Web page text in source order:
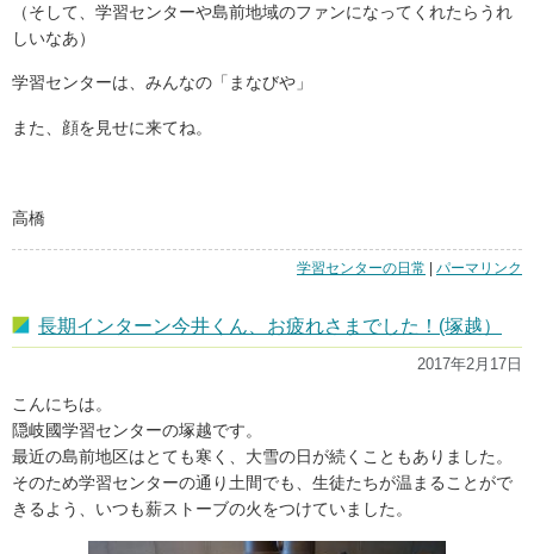
（そして、学習センターや島前地域のファンになってくれたらうれ
しいなあ）
学習センターは、みんなの「まなびや」
また、顔を見せに来てね。
高橋
学習センターの日常
「短
ン
タ
学
生
パーマリンク
長期インターン今井くん、お疲れさまでした！(塚越）
2017年2月17日
こんにちは。
隠岐國学習センターの塚越です。
最近の島前地区はとても寒く、大雪の日が続くこともありました。
そのため学習センターの通り土間でも、生徒たちが温まることがで
きるよう、いつも薪ストーブの火をつけていました。